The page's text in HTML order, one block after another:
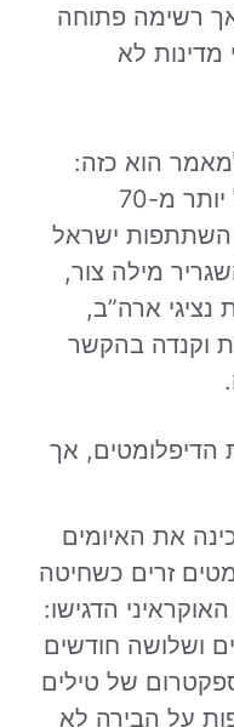
רשימה פתוחה
לא
הוא כזה:
בלוקיאנובקה היו נציגים של יותר מ-70
השתתפות ישראל
מילה צור,
נציגי ארה”ב,
וקנדה בהקשר
הדיפלומטים, אך
את האיומים
זרים כשחיטה
הדגישו:
ושלושה חודשים
של טילים
על הבירה לא